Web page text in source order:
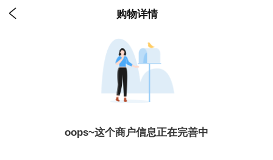
 购物详情
oops~这个商户信息正在完善中